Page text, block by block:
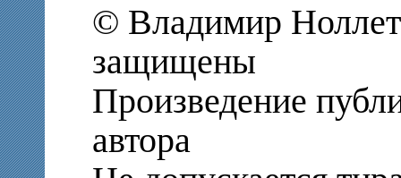
© Владимир
защищены
Произведение
автора